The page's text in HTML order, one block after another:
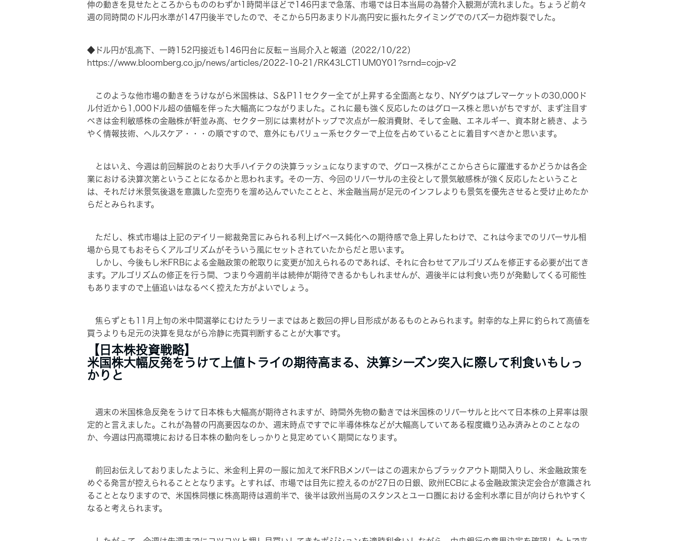
伸の動きを見せたところからもののわずか1時間半ほどで146円まで急落、市場では日本当局の為替介入観測が流れました。ちょうど前々
週の同時間のドル円水準が147円後半でしたので、そこから5円あまりドル高円安に振れたタイミングでのバズーカ砲炸裂でした。
◆ドル円が乱高下、一時152円接近も146円台に反転－当局介入と報道（2022/10/22）
https://www.bloomberg.co.jp/news/articles/2022-10-21/RK43LCT1UM0Y01?srnd=cojp-v2
このような他市場の動きをうけながら米国株は、S＆P11セクター全てが上昇する全面高となり、NYダウはプレマーケットの30,000ド
ル付近から1,000ドル超の値幅を伴った大幅高につながりました。これに最も強く反応したのはグロース株と思いがちですが、まず注目す
べきは金利敏感株の金融株が軒並み高、セクター別には素材がトップで次点が一般消費財、そして金融、エネルギー、資本財と続き、よう
やく情報技術、ヘルスケア・・・の順ですので、意外にもバリュー系セクターで上位を占めていることに着目すべきかと思います。
とはいえ、今週は前回解説のとおり大手ハイテクの決算ラッシュになりますので、グロース株がここからさらに躍進するかどうかは各企
業における決算次第ということになるかと思われます。その一方、今回のリバーサルの主役として景気敏感株が強く反応したということ
は、それだけ米景気後退を意識した空売りを溜め込んでいたことと、米金融当局が足元のインフレよりも景気を優先させると受け止めたか
らだとみられます。
ただし、株式市場は上記のデイリー総裁発言にみられる利上げペース鈍化への期待感で急上昇したわけで、これは今までのリバーサル相
場から見てもおそらくアルゴリズムがそういう風にセットされていたからだと思います。
しかし、今後もし米FRBによる金融政策の舵取りに変更が加えられるのであれば、それに合わせてアルゴリズムを修正する必要が出てき
ます。アルゴリズムの修正を行う間、つまり今週前半は続伸が期待できるかもしれませんが、週後半には利食い売りが発動してくる可能性
もありますので上値追いはなるべく控えた方がよいでしょう。
焦らずとも11月上旬の米中間選挙にむけたラリーまではあと数回の押し目形成があるものとみられます。射幸的な上昇に釣られて高値を
買うよりも足元の決算を見ながら冷静に売買判断することが大事です。
【日本株投資戦略】
米国株大幅反発をうけて上値トライの期待高まる、決算シーズン突入に際して利食いもしっ
かりと
週末の米国株急反発をうけて日本株も大幅高が期待されますが、時間外先物の動きでは米国株のリバーサルと比べて日本株の上昇率は限
定的と言えました。これが為替の円高要因なのか、週末時点ですでに半導体株などが大幅高していてある程度織り込み済みとのことなの
か、今週は円高環境における日本株の動向をしっかりと見定めていく期間になります。
前回お伝えしておりましたように、米金利上昇の一服に加えて米FRBメンバーはこの週末からブラックアウト期間入りし、米金融政策を
めぐる発言が控えられることとなります。とすれば、市場では目先に控えるのが27日の日銀、欧州ECBによる金融政策決定会合が意識され
ることとなりますので、米国株同様に株高期待は週前半で、後半は欧州当局のスタンスとユーロ圏における金利水準に目が向けられやすく
なると考えられます。